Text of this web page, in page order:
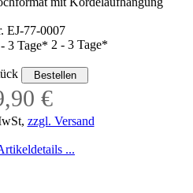
EJ-77-0007
2 - 3 Tage*
€
zzgl. Versand
...